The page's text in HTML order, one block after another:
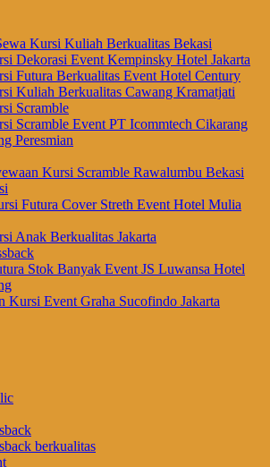
Kursi Kuliah Berkualitas Bekasi
Dekorasi Event Kempinsky Hotel Jakarta
Futura Berkualitas Event Hotel Century
Kuliah Berkualitas Cawang Kramatjati
Scramble
Scramble Event PT Icommtech Cikarang
Peresmian
Kursi Scramble Rawalumbu Bekasi
Futura Cover Streth Event Hotel Mulia
Anak Berkualitas Jakarta
Stok Banyak Event JS Luwansa Hotel
Kursi Event Graha Sucofindo Jakarta
berkualitas